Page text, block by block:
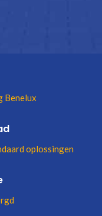
Benelux
oplossingen